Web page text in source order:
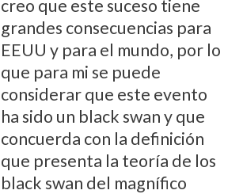
creo que este suceso tiene
grandes consecuencias para
EEUU y para el mundo, por lo
que para mi se puede
considerar que este evento
ha sido un black swan y que
concuerda con la definición
que presenta la teoría de los
black swan del magnífico